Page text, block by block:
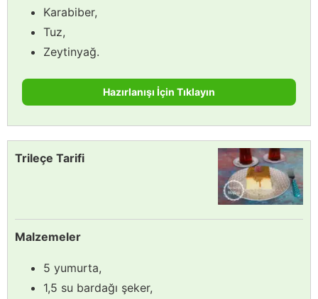
Karabiber,
Tuz,
Zeytinyağ.
Hazırlanışı İçin Tıklayın
Trileçe Tarifi
Malzemeler
5 yumurta,
1,5 su bardağı şeker,